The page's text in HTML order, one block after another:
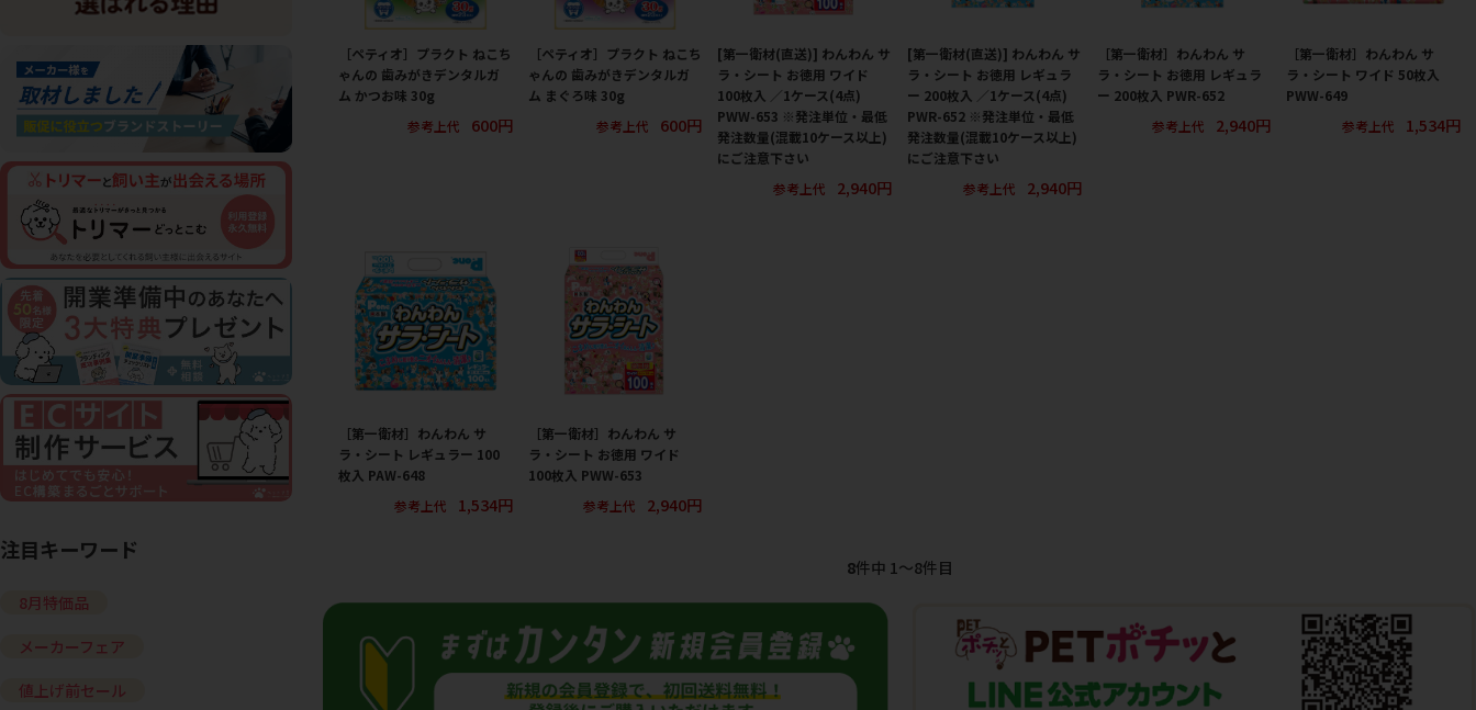
［ペティオ］プラクト ねこち
ゃんの 歯みがきデンタルガ
ム かつお味 30g
参考上代
600円
［ペティオ］プラクト ねこち
ゃんの 歯みがきデンタルガ
ム まぐろ味 30g
参考上代
600円
[第一衛材(直送)] わんわん サ
ラ・シート お徳用 ワイド
100枚入 ／1ケース(4点)
PWW-653 ※発注単位・最低
発注数量(混載10ケース以上)
にご注意下さい
参考上代
2,940円
[第一衛材(直送)] わんわん サ
ラ・シート お徳用 レギュラ
ー 200枚入 ／1ケース(4点)
PWR-652 ※発注単位・最低
発注数量(混載10ケース以上)
にご注意下さい
参考上代
2,940円
［第一衛材］わんわん サ
ラ・シート お徳用 レギュラ
ー 200枚入 PWR-652
参考上代
2,940円
［第一衛材］わんわん サ
ラ・シート ワイド 50枚入
PWW-649
参考上代
1,534円
［第一衛材］わんわん サ
ラ・シート レギュラー 100
枚入 PAW-648
参考上代
1,534円
［第一衛材］わんわん サ
ラ・シート お徳用 ワイド
100枚入 PWW-653
参考上代
2,940円
8件中 1〜8件目
注目キーワード
8月特価品
メーカーフェア
値上げ前セール